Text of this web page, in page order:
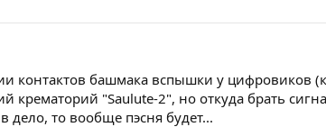
контактов башмака вспышки у цифровиков
крематорий "Saulute-2", но откуда брать
дело, то вообще пэсня будет...